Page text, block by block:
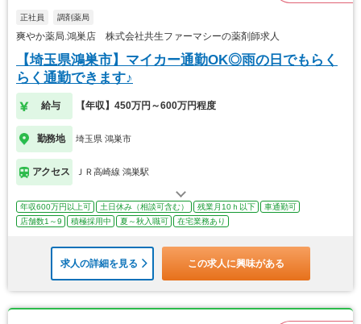
正社員 調剤薬局
爽やか薬局.鴻巣店 株式会社共生ファーマシーの薬剤師求人
【埼玉県鴻巣市】マイカー通勤OK◎雨の日でもらく
らく通勤できます♪
給与 【年収】450万円～600万円程度
勤務地 埼玉県 鴻巣市
アクセス ＪＲ高崎線 鴻巣駅
年収600万円以上可 土日休み（相談可含む） 残業月10ｈ以下
車通勤可
店舗数1～9
積極採用中 夏～秋入職可 在宅業務あり
求人の詳細を見る この求人に興味がある